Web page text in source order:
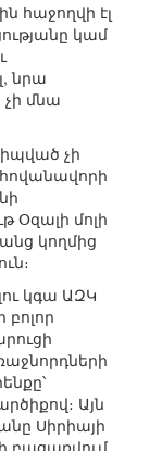
հաջողվի էլ
կամ
նրա
չի մնա
չի
Օզալի մոլի
կողմից
կգա ԱԶԿ
Այն
Սիրիայի